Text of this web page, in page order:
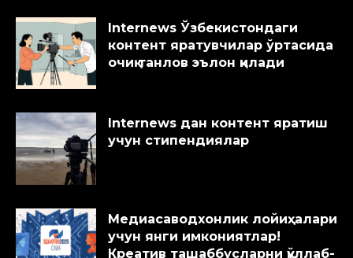
Internews Ўзбекистондаги
контент яратувчилар ўртасида
очиқ танлов эълон қилади
Internews дан контент яратиш
учун стипендиялар
Медиасаводхонлик лойиҳалари
учун янги имкониятлар!
Креатив ташаббусларни қўллаб-